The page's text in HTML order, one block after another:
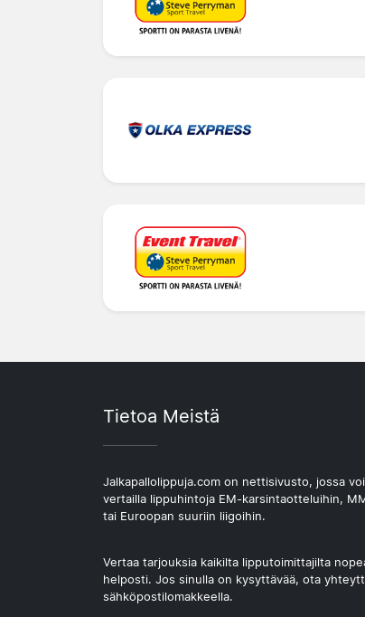
Tietoa Meistä
Jalkapallolippuja.com on nettisivusto, jossa
vertailla lippuhintoja EM-karsintaotteluihin,
tai Euroopan suuriin liigoihin.
Vertaa tarjouksia kaikilta lipputoimittajilta
helposti. Jos sinulla on kysyttävää, ota
sähköpostilomakkeella.